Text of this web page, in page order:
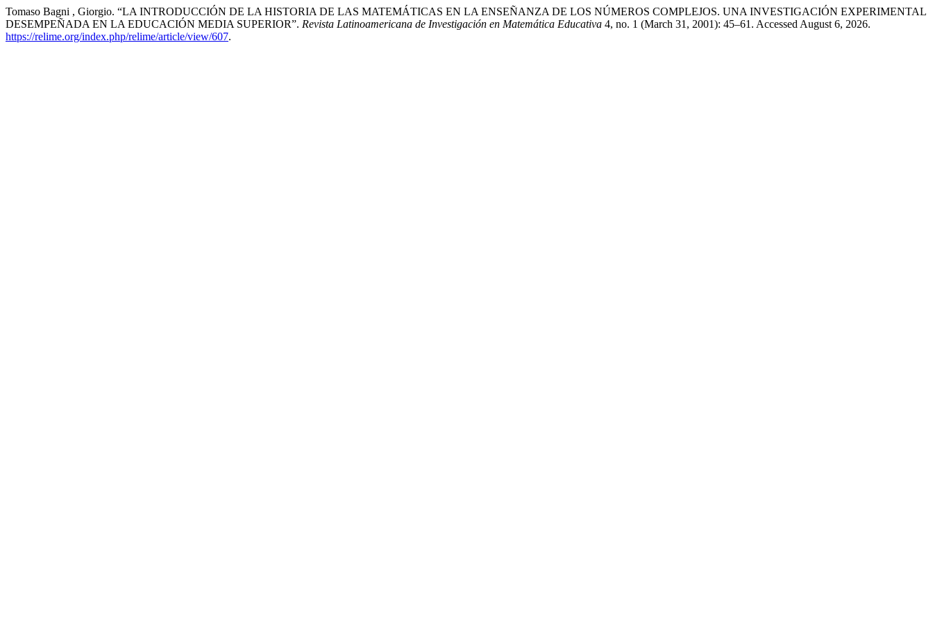
Tomaso Bagni , Giorgio. “LA INTRODUCCIÓN DE LA HISTORIA DE LAS MATEMÁTICAS EN LA ENSEÑANZA DE LOS NÚMEROS COMPLEJOS. UNA INVESTIGACIÓN EXPERIMENTAL
DESEMPEÑADA EN LA EDUCACIÓN MEDIA SUPERIOR”. Revista Latinoamericana de Investigación en Matemática Educativa 4, no. 1 (March 31, 2001): 45–61. Accessed August 6, 2026.
https://relime.org/index.php/relime/article/view/607.